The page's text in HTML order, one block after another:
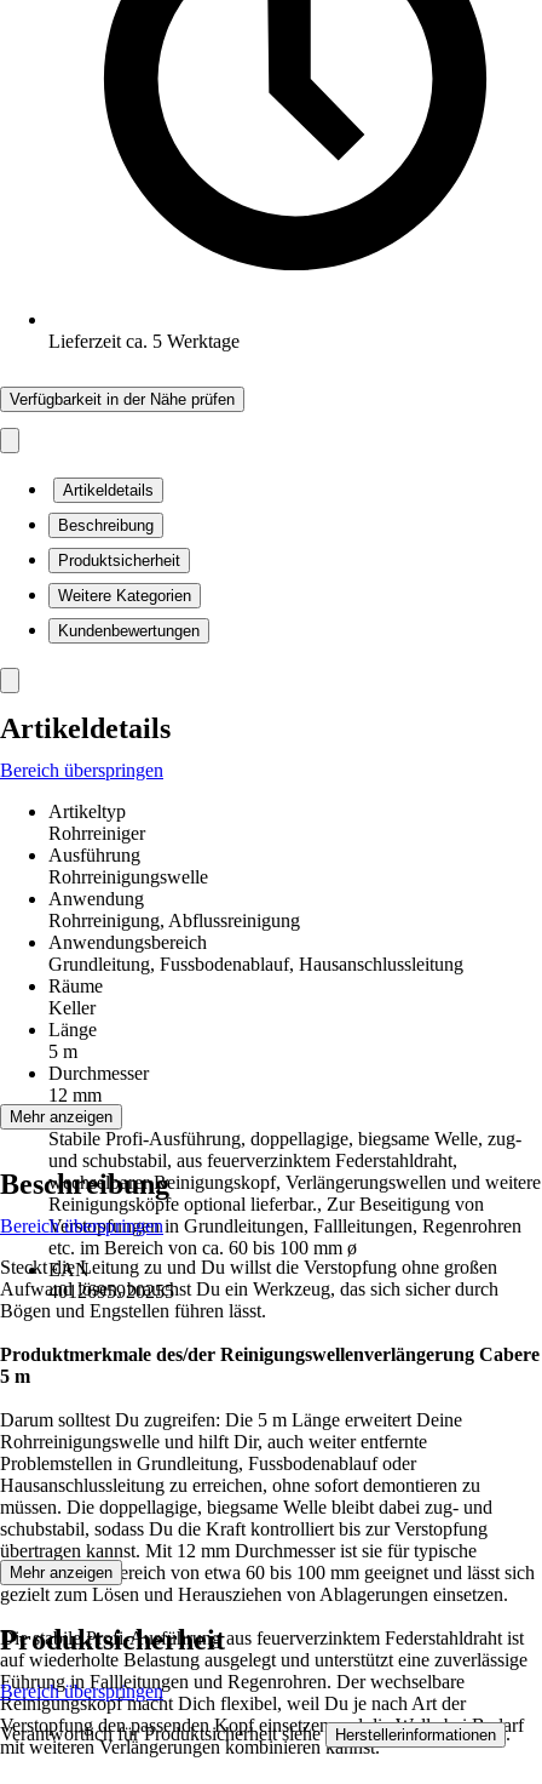
Lieferzeit ca. 5 Werktage
Verfügbarkeit in der Nähe prüfen
Artikeldetails
Beschreibung
Produktsicherheit
Weitere Kategorien
Kundenbewertungen
Artikeldetails
Bereich überspringen
Artikeltyp
Rohrreiniger
Ausführung
Rohrreinigungswelle
Anwendung
Rohrreinigung, Abflussreinigung
Anwendungsbereich
Grundleitung, Fussbodenablauf, Hausanschlussleitung
Räume
Keller
Länge
5 m
Durchmesser
12 mm
Hinweis
Stabile Profi-Ausführung, doppellagige, biegsame Welle, zug-
und schubstabil, aus feuerverzinktem Federstahldraht,
wechselbarer Reinigungskopf, Verlängerungswellen und weitere
Reinigungsköpfe optional lieferbar., Zur Beseitigung von
Verstopfungen in Grundleitungen, Fallleitungen, Regenrohren
etc. im Bereich von ca. 60 bis 100 mm ø
EAN
4012695920255
Mehr anzeigen
Beschreibung
Bereich überspringen
Steckt die Leitung zu und Du willst die Verstopfung ohne großen
Aufwand lösen, brauchst Du ein Werkzeug, das sich sicher durch
Bögen und Engstellen führen lässt.
Produktmerkmale des/der Reinigungswellenverlängerung Cabere
5 m
Darum solltest Du zugreifen: Die 5 m Länge erweitert Deine
Rohrreinigungswelle und hilft Dir, auch weiter entfernte
Problemstellen in Grundleitung, Fussbodenablauf oder
Hausanschlussleitung zu erreichen, ohne sofort demontieren zu
müssen. Die doppellagige, biegsame Welle bleibt dabei zug- und
schubstabil, sodass Du die Kraft kontrolliert bis zur Verstopfung
übertragen kannst. Mit 12 mm Durchmesser ist sie für typische
Leitungen im Bereich von etwa 60 bis 100 mm geeignet und lässt sich
gezielt zum Lösen und Herausziehen von Ablagerungen einsetzen.
Die stabile Profi-Ausführung aus feuerverzinktem Federstahldraht ist
auf wiederholte Belastung ausgelegt und unterstützt eine zuverlässige
Führung in Fallleitungen und Regenrohren. Der wechselbare
Reinigungskopf macht Dich flexibel, weil Du je nach Art der
Verstopfung den passenden Kopf einsetzen und die Welle bei Bedarf
mit weiteren Verlängerungen kombinieren kannst.
Mehr anzeigen
Produktsicherheit
Bereich überspringen
Verantwortlich für Produktsicherheit siehe Herstellerinformationen .